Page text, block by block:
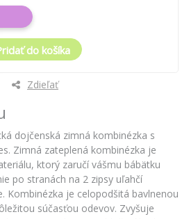
do košíka
Zdieľať
dojčenská zimná kombinézka s
Zimná zateplená kombinézka je
ktorý zaručí vášmu bábätku
po stranách na 2 zipsy uľahčí
Kombinézka je celopodšitá bavlnenou
súčasťou odevov. Zvyšuje